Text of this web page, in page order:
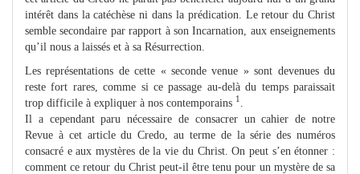
intérêt dans la catéchèse ni dans la prédication. Le retour du Christ
semble secondaire par rapport à son Incarnation, aux enseignements
qu’il nous a laissés et à sa Résurrection.
Les représentations de cette « seconde venue » sont devenues du
reste fort rares, comme si ce passage au-delà du temps paraissait
trop difficile à expliquer à nos contemporains 1
Il a cependant paru nécessaire de consacrer un cahier de notre
Revue à cet article du Credo, au terme de la série des numéros
consacré e aux mystères de la vie du Christ. On peut s’en étonner :
comment ce retour du Christ peut-il être tenu pour un mystère de sa